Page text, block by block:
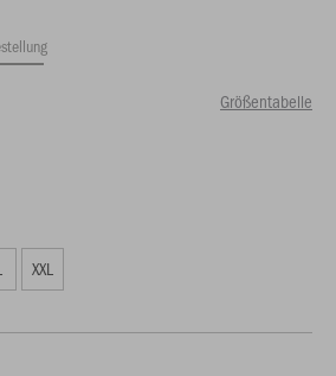
Größentabelle
XXL